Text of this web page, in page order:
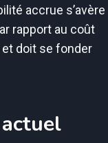
accrue s’avère
rapport au coût
doit se fonder